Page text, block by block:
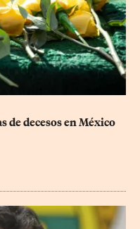
de decesos en México